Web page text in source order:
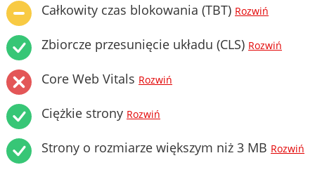
Całkowity czas blokowania (TBT) Rozwiń
Zbiorcze przesunięcie układu (CLS) Rozwiń
Core Web Vitals Rozwiń
Ciężkie strony Rozwiń
Strony o rozmiarze większym niż 3 MB Rozwiń